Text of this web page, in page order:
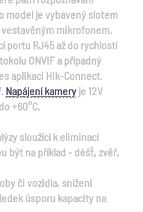
model je vybavený slotem
vestavěným mikrofonem.
portu RJ45 až do rychlosti
ONVIF a případný
aplikaci Hik-Connect.
Napájení kamery je 12V
+60°C.
sloužící k eliminaci
být na příklad - déšť, zvěř,
či vozidla, snížení
úsporu kapacity na